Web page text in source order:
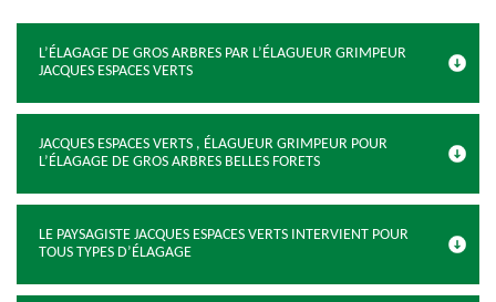
L’ÉLAGAGE DE GROS ARBRES PAR L’ÉLAGUEUR GRIMPEUR
JACQUES ESPACES VERTS
JACQUES ESPACES VERTS , ÉLAGUEUR GRIMPEUR POUR
L’ÉLAGAGE DE GROS ARBRES BELLES FORETS
LE PAYSAGISTE JACQUES ESPACES VERTS INTERVIENT POUR
TOUS TYPES D’ÉLAGAGE